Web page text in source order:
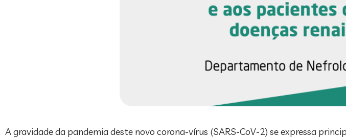
A gravidade da pandemia deste novo corona-vírus (SARS-CoV-2) se expressa